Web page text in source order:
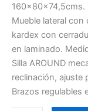
160x80x74,5cms.
Mueble lateral con
kardex con
en laminado.
Silla AROUND
reclinación, ajuste
Brazos regulables